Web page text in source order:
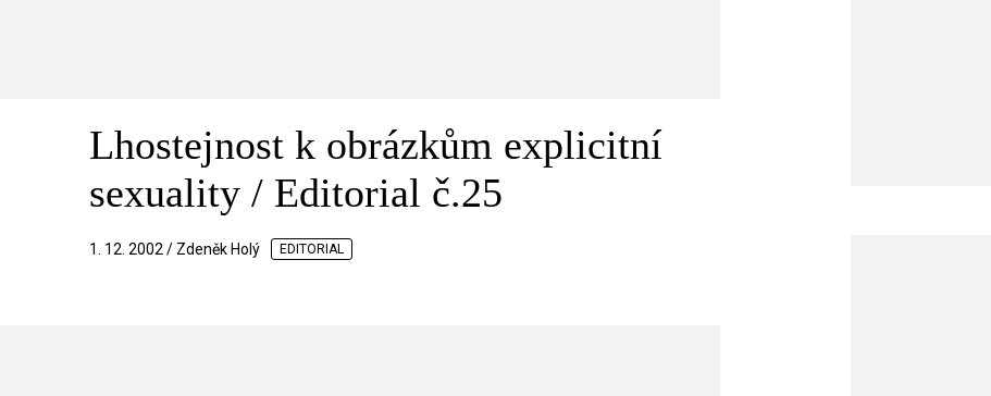
Lhostejnost k obrázkům explicitní
sexuality / Editorial č.25
1. 12. 2002 / Zdeněk Holý EDITORIAL